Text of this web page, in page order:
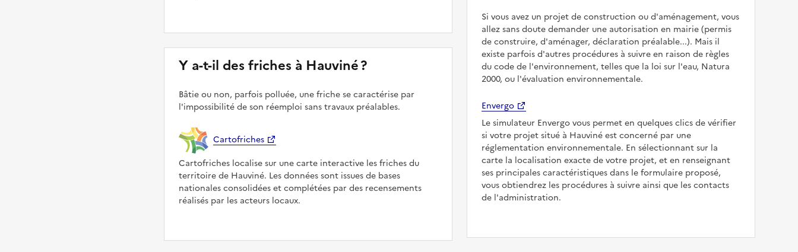
Y a-t-il des friches à Hauviné ?
Bâtie ou non, parfois polluée, une friche se caractérise par
l'impossibilité de son réemploi sans travaux préalables.
Cartofriches
Cartofriches localise sur une carte interactive les friches du
territoire de Hauviné. Les données sont issues de bases
nationales consolidées et complétées par des recensements
réalisés par les acteurs locaux.
Si vous avez un projet de construction ou d'aménagement, vous
allez sans doute demander une autorisation en mairie (permis
de construire, d'aménager, déclaration préalable...). Mais il
existe parfois d'autres procédures à suivre en raison de règles
du code de l'environnement, telles que la loi sur l'eau, Natura
2000, ou l'évaluation environnementale.
Envergo
Le simulateur Envergo vous permet en quelques clics de vérifier
si votre projet situé à Hauviné est concerné par une
réglementation environnementale. En sélectionnant sur la
carte la localisation exacte de votre projet, et en renseignant
ses principales caractéristiques dans le formulaire proposé,
vous obtiendrez les procédures à suivre ainsi que les contacts
de l'administration.